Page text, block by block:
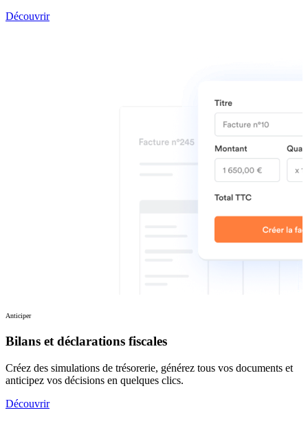
Découvrir
Anticiper
Bilans et déclarations fiscales
Créez des simulations de trésorerie, générez tous vos documents et
anticipez vos décisions en quelques clics.
Découvrir